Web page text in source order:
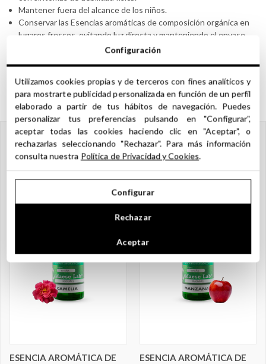
Mantener fuera del alcance de los niños.
Conservar las Esencias aromáticas de composición orgánica en
lugares frescos, evitando luz directa y manteniendo el envase
debidamente cerrado para evitar su evaporación.
advertido en este apartado de sus complejidades.
PRODUCTOS RELACIONADOS
ESENCIA AROMÁTICA DE
ESENCIA AROMÁTICA DE
Configuración
Utilizamos cookies propias y de terceros con fines analíticos y
para mostrarte publicidad personalizada en función de un perfil
elaborado a partir de tus hábitos de navegación. Puedes
personalizar tus preferencias pulsando en "Configurar",
aceptar todas las cookies haciendo clic en "Aceptar", o
rechazarlas seleccionando "Rechazar". Para más información
consulta nuestra Política de Privacidad y Cookies.
Configurar
Rechazar
Aceptar